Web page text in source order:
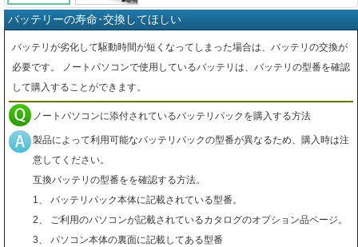
バッテリーの寿命･交換してほしい
バッテリが劣化して駆動時間が短くなってしまった場合は、バッテリの交換が
必要です。 ノートパソコンで使用しているバッテリは、バッテリの型番を確認
して購入することができます。
ノートパソコンに添付されているバッテリパックを購入する方法
製品によって利用可能なバッテリパックの型番が異なるため、購入時は注
意してください。
互換バッテリの型番をを確認する方法。
1、 バッテリパック本体に記載されている型番。
2、 ご利用のパソコンが記載されているカタログのオプション品ページ。
3、 パソコン本体の裏面に記載してある型番